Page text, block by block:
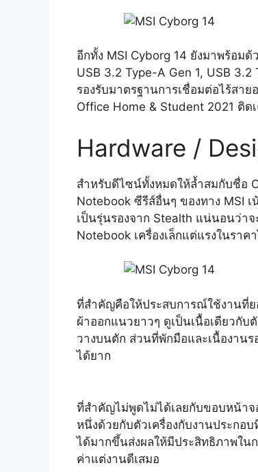
อีกทั้ง MSI Cyborg 14 ยังมาพร้อม
USB 3.2 Type-A Gen 1, USB
รองรับมาตรฐานการเชื่อมต่อไร้สา
Office Home & Student 2021 ติ
Hardware /
สำหรับดีไซน์ทั้งหมดให้ล้ำสมกับชื่อ
Notebook ซีรีส์อื่นๆ ของทาง MSI
เป็นรุ่นรองจาก Stealth แน่นอนว่าจ
Notebook เครื่องเล็กแต่แรงในราค
ที่สำคัญคือให้ประสบการณ์ใช้งานที่ย
ผ้าออกแนวยาวๆ ดูเป็นเนื้อเดียวกั
วางบนตัก ส่วนที่พักมือและเนื้องาน
ได้ยาก
ที่สำคัญไม่พูดไม่ได้เลยกับขอบหน้า
หนึ่งด้วยกับตัวเครื่องกับงานประกอ
ได้มากขึ้นส่งผลให้มีประสิทธิภาพใน
ค่าแต่งานดีเสมอ